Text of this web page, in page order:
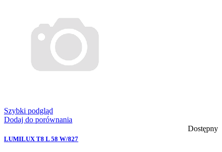
Szybki podgląd
Dodaj do porównania
Dostępny
LUMILUX T8 L 58 W/827